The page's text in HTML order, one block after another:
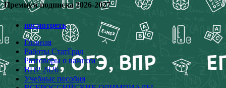
Премиум подписка 2026-2027
посмотреть
Главная
Работы СтатГрад
Разговоры о важном
ВПР 2026
Учебные пособия